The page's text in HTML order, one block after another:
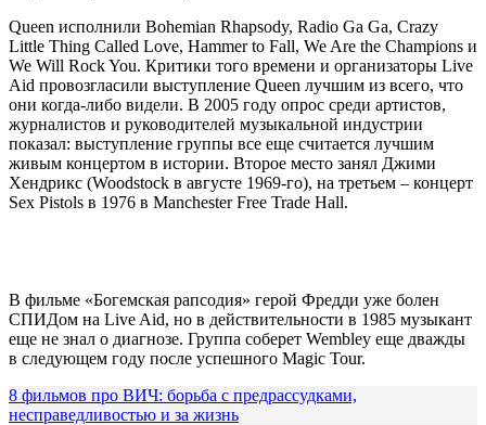
Queen исполнили Bohemian Rhapsody, Radio Ga Ga, Crazy
Little Thing Called Love, Hammer to Fall, We Are the Champions и
We Will Rock You. Критики того времени и организаторы Live
Aid провозгласили выступление Queen лучшим из всего, что
они когда-либо видели. В 2005 году опрос среди артистов,
журналистов и руководителей музыкальной индустрии
показал: выступление группы все еще считается лучшим
живым концертом в истории. Второе место занял Джими
Хендрикс (Woodstock в августе 1969-го), на третьем – концерт
Sex Pistols в 1976 в Manchester Free Trade Hall.
В фильме «Богемская рапсодия» герой Фредди уже болен
СПИДом на Live Aid, но в действительности в 1985 музыкант
еще не знал о диагнозе. Группа соберет Wembley еще дважды
в следующем году после успешного Magic Tour.
8 фильмов про ВИЧ: борьба с предрассудками,
несправедливостью и за жизнь